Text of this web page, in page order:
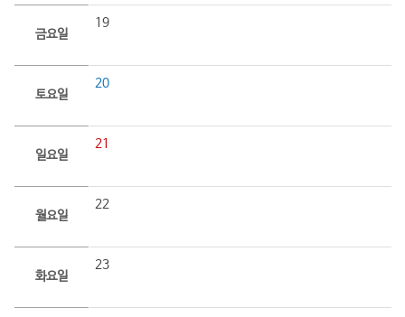
금요일
19
토요일
20
일요일
21
월요일
22
화요일
23